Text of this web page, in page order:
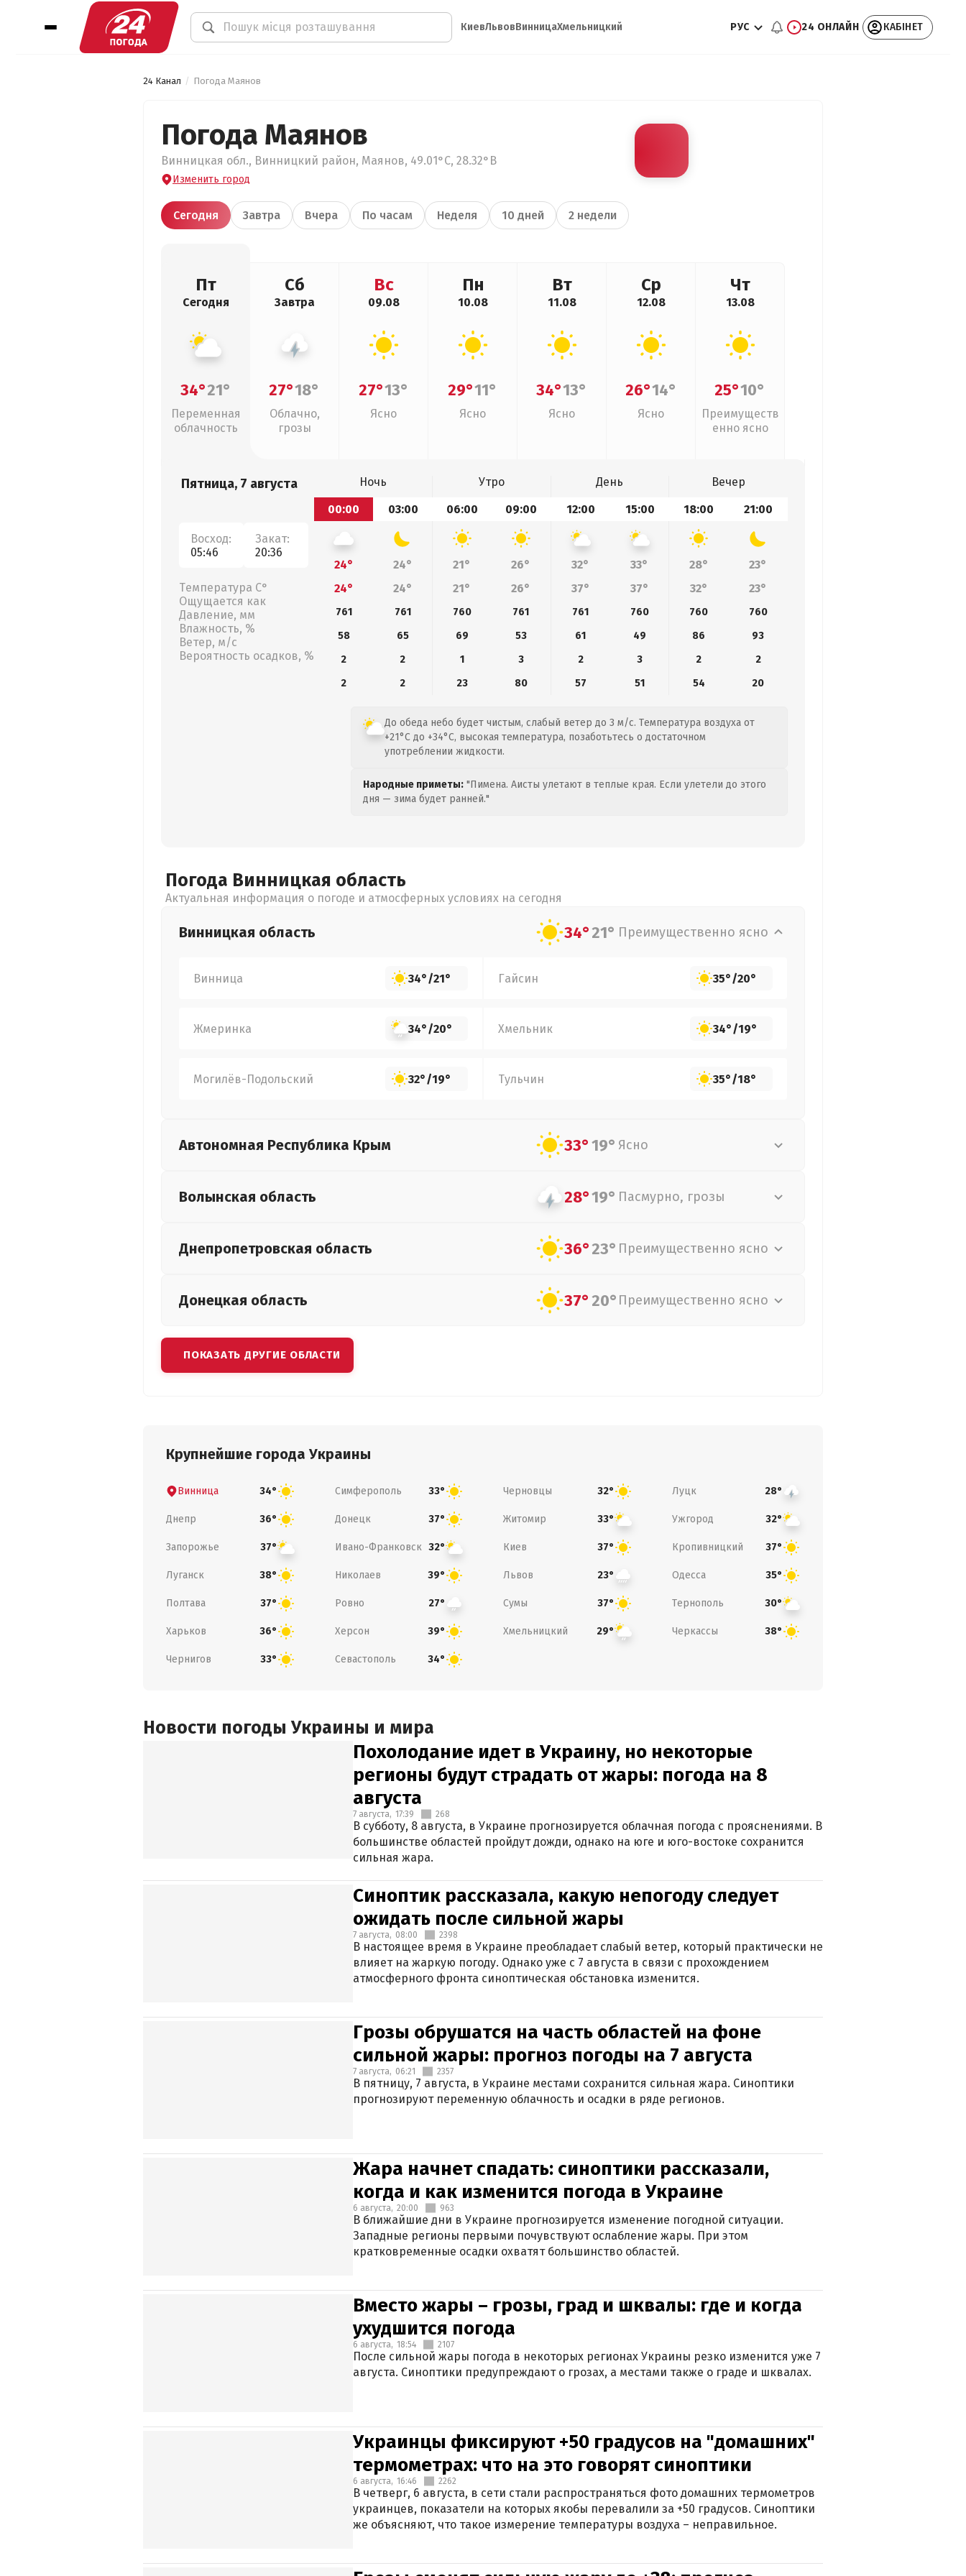
КиевЛьвовВинницаХмельницкий РУС 24 ОНЛАЙН КАБІНЕТ
24 Канал Погода Маянов
Погода Маянов
Винницкая обл., Винницкий район, Маянов, 49.01°С, 28.32°В
Изменить город
Сегодня Завтра Вчера По часам Неделя 10 дней 2 недели
Пт
Сегодня
34°21°
Переменная
облачность
Сб
Завтра
27°18°
Облачно,
грозы
Вс
09.08
27°13°
Ясно
Пн
10.08
29°11°
Ясно
Вт
11.08
34°13°
Ясно
Ср
12.08
26°14°
Ясно
Чт
13.08
25°10°
Преимуществ
енно ясно
Пятница, 7 августа
Восход:
05:46
Закат:
20:36
Температура С°
Ощущается как
Давление, мм
Влажность, %
Ветер, м/с
Вероятность осадков, %
Ночь Утро День
Вечер
00:00
03:00 06:00 09:00 12:00 15:00 18:00 21:00
24° 24° 21° 26° 32° 33° 28°
23°
24°
24° 21° 26° 37° 37° 32° 23°
761 761 760 761 761 760 760
760
58
65 69 53 61 49 86
93
2
2 1 3 2 3 2
2
2
2 23 80 57 51 54 20
До обеда небо будет чистым, слабый ветер до 3 м/с. Температура воздуха от
+21°C до +34°C, высокая температура, позаботьтесь о достаточном
употреблении жидкости.
Народные приметы: "Пимена. Аисты улетают в теплые края. Если улетели до этого
дня — зима будет ранней."
Погода Винницкая область
Актуальная информация о погоде и атмосферных условиях на сегодня
Винницкая область 34°21° Преимущественно ясно
Винница 34°/21° Гайсин 35°/20°
Жмеринка 34°/20° Хмельник 34°/19°
Могилёв-Подольский 32°/19° Тульчин 35°/18°
Автономная Республика Крым 33°19° Ясно
Волынская область 28°19° Пасмурно, грозы
Днепропетровская область 36°23° Преимущественно ясно
Донецкая область 37°20° Преимущественно ясно
ПОКАЗАТЬ ДРУГИЕ ОБЛАСТИ
Крупнейшие города Украины
Винница 34° Симферополь 33° Черновцы 32° Луцк 28°
Днепр 36° Донецк 37° Житомир 33° Ужгород 32°
Запорожье 37° Ивано-Франковск 32° Киев 37° Кропивницкий 37°
Луганск 38° Николаев 39° Львов 23° Одесса 35°
Полтава 37° Ровно 27° Сумы 37° Тернополь 30°
Харьков 36° Херсон 39° Хмельницкий 29° Черкассы 38°
Чернигов 33° Севастополь 34°
Новости погоды Украины и мира
Похолодание идет в Украину, но некоторые
регионы будут страдать от жары: погода на 8
августа
7 августа, 17:39 268
В субботу, 8 августа, в Украине прогнозируется облачная погода с прояснениями. В
большинстве областей пройдут дожди, однако на юге и юго-востоке сохранится
сильная жара.
Синоптик рассказала, какую непогоду следует
ожидать после сильной жары
7 августа, 08:00 2398
В настоящее время в Украине преобладает слабый ветер, который практически не
влияет на жаркую погоду. Однако уже с 7 августа в связи с прохождением
атмосферного фронта синоптическая обстановка изменится.
Грозы обрушатся на часть областей на фоне
сильной жары: прогноз погоды на 7 августа
7 августа, 06:21 2357
В пятницу, 7 августа, в Украине местами сохранится сильная жара. Синоптики
прогнозируют переменную облачность и осадки в ряде регионов.
Жара начнет спадать: синоптики рассказали,
когда и как изменится погода в Украине
6 августа, 20:00 963
В ближайшие дни в Украине прогнозируется изменение погодной ситуации.
Западные регионы первыми почувствуют ослабление жары. При этом
кратковременные осадки охватят большинство областей.
Вместо жары – грозы, град и шквалы: где и когда
ухудшится погода
6 августа, 18:54 2107
После сильной жары погода в некоторых регионах Украины резко изменится уже 7
августа. Синоптики предупреждают о грозах, а местами также о граде и шквалах.
Украинцы фиксируют +50 градусов на "домашних"
термометрах: что на это говорят синоптики
6 августа, 16:46 2262
В четверг, 6 августа, в сети стали распространяться фото домашних термометров
украинцев, показатели на которых якобы перевалили за +50 градусов. Синоптики
же объясняют, что такое измерение температуры воздуха – неправильное.